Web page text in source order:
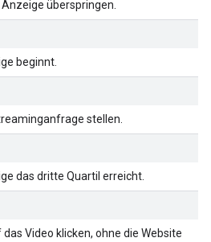
überspringen.
beginnt.
stellen.
das dritte Quartil erreicht.
Video klicken, ohne die Website